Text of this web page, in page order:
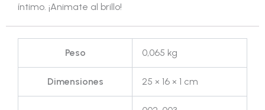
íntimo. ¡Animate al brillo!
Peso 0,065 kg
Dimensiones 25 × 16 × 1 cm